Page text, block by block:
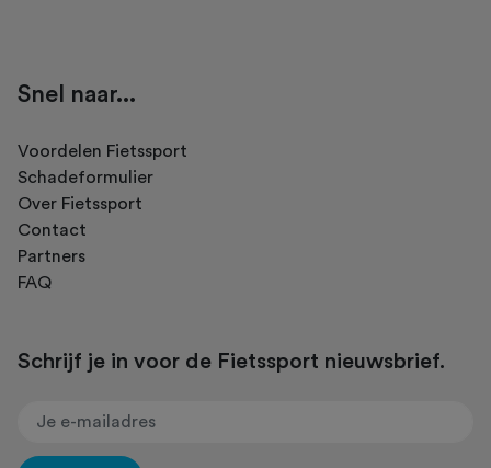
Snel naar...
Voordelen Fietssport
Schadeformulier
Over Fietssport
Contact
Partners
FAQ
Schrijf je in voor de Fietssport nieuwsbrief.